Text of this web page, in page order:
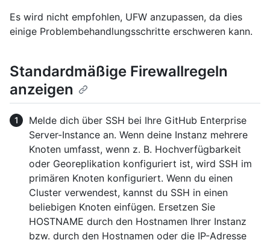
Es wird nicht empfohlen, UFW anzupassen, da dies
einige Problembehandlungsschritte erschweren kann.
Standardmäßige Firewallregeln
anzeigen
Melde dich über SSH bei Ihre GitHub Enterprise
Server-Instance an. Wenn deine Instanz mehrere
Knoten umfasst, wenn z. B. Hochverfügbarkeit
oder Georeplikation konfiguriert ist, wird SSH im
primären Knoten konfiguriert. Wenn du einen
Cluster verwendest, kannst du SSH in einen
beliebigen Knoten einfügen. Ersetzen Sie
HOSTNAME durch den Hostnamen Ihrer Instanz
bzw. durch den Hostnamen oder die IP-Adresse